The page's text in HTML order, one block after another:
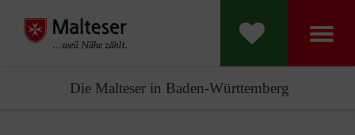
Die Malteser in Baden-Württemberg